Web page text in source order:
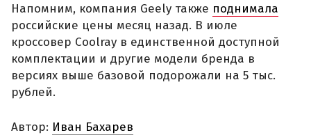
Напомним, компания Geely также поднимала
российские цены месяц назад. В июле
кроссовер Coolray в единственной доступной
комплектации и другие модели бренда в
версиях выше базовой подорожали на 5 тыс.
рублей.
Автор: Иван Бахарев